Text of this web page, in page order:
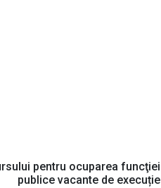
pentru ocuparea funcţiei
publice vacante de execuție